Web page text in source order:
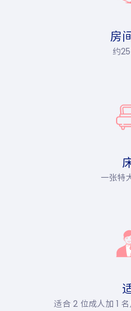
房
约
一张特
适合 2 位成人加 1